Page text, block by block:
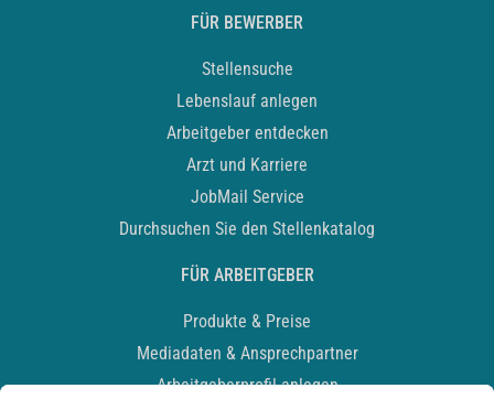
FÜR BEWERBER
Stellensuche
Lebenslauf anlegen
Arbeitgeber entdecken
Arzt und Karriere
JobMail Service
Durchsuchen Sie den Stellenkatalog
FÜR ARBEITGEBER
Produkte & Preise
Mediadaten & Ansprechpartner
Arbeitgeberprofil anlegen